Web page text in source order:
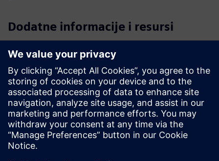
Dodatne informacije i resursi
Pregled rješenja Lambent Spaces 2024.pdf
Lambent - Slučaj visokog obrazovanja Studies.pdf
Lambent FAQ
Preduvjeti
Pristup korisničkom Wi-Fi-u primarni je zahtjev za
pokretanje Lambent-a